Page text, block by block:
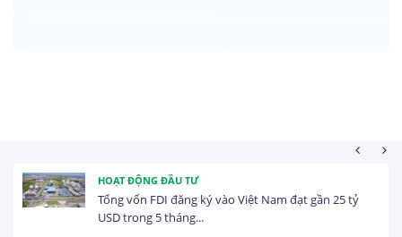
HOẠT ĐỘNG ĐẦU TƯ
Tổng vốn FDI đăng ký vào Việt Nam đạt gần 25 tỷ
USD trong 5 tháng...